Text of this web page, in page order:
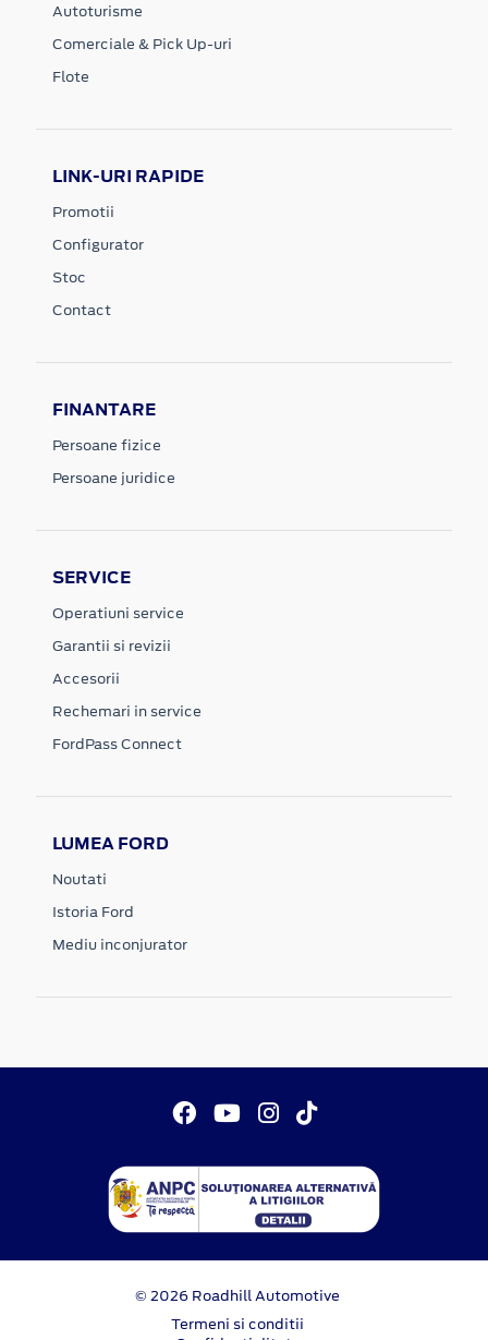
Autoturisme
Comerciale & Pick Up-uri
Flote
LINK-URI RAPIDE
Promotii
Configurator
Stoc
Contact
FINANTARE
Persoane fizice
Persoane juridice
SERVICE
Operatiuni service
Garantii si revizii
Accesorii
Rechemari in service
FordPass Connect
LUMEA FORD
Noutati
Istoria Ford
Mediu inconjurator
© 2026 Roadhill Automotive
Termeni si conditii